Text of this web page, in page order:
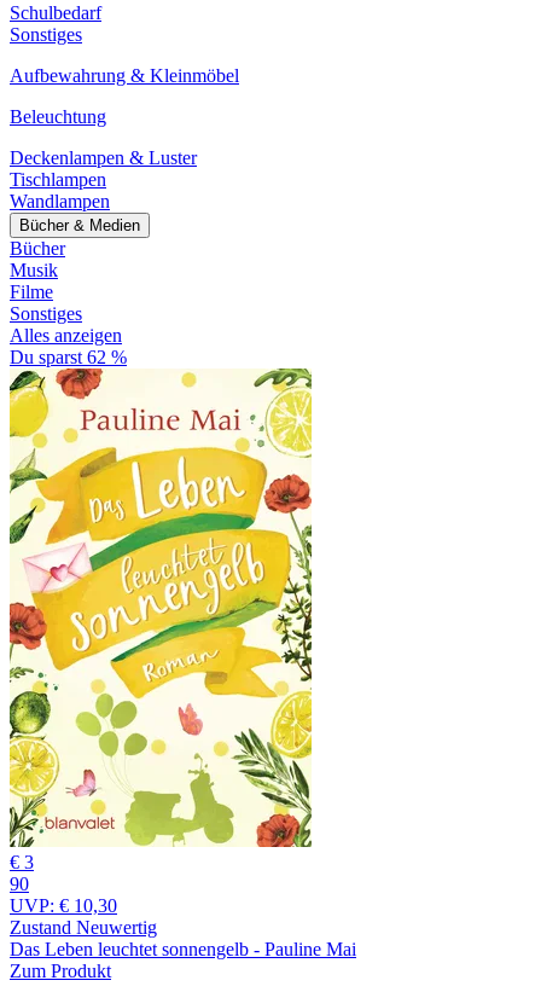
Schulbedarf
Sonstiges
Aufbewahrung & Kleinmöbel
Beleuchtung
Deckenlampen & Luster
Tischlampen
Wandlampen
Bücher & Medien
Bücher
Musik
Filme
Sonstiges
Alles anzeigen
Du sparst 62 %
€ 3
90
UVP: € 10,30
Zustand Neuwertig
Das Leben leuchtet sonnengelb - Pauline Mai
Zum Produkt